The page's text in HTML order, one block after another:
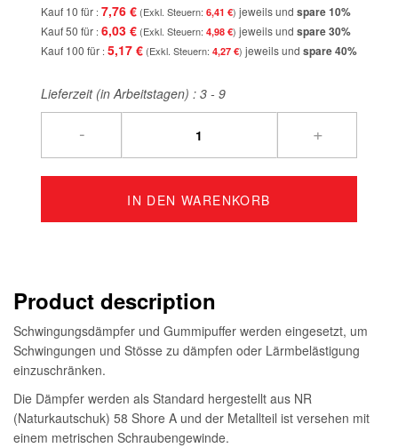
Kauf 10 für 7,76 € 6,41 € jeweils und spare10%
Kauf 50 für 6,03 € 4,98 € jeweils und spare30%
Kauf 100 für 5,17 € 4,27 € jeweils und spare40%
Lieferzeit (in Arbeitstagen) : 3 - 9
- +
IN DEN WARENKORB
Product description
Schwingungsdämpfer und Gummipuffer werden eingesetzt, um
Schwingungen und Stösse zu dämpfen oder Lärmbelästigung
einzuschränken.
Die Dämpfer werden als Standard hergestellt aus NR
(Naturkautschuk) 58 Shore A und der Metallteil ist versehen mit
einem metrischen Schraubengewinde.